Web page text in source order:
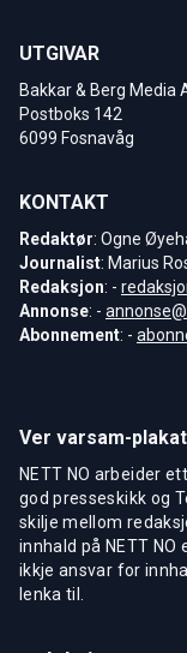
UTGIVAR
Bakkar & Berg Media
Postboks 142
6099 Fosnavåg
KONTAKT
Redaktør: Ogne
Journalist: Marius
Redaksjon: -
Annonse: -
Abonnement: -
Ver varsam-
NETT NO arbeider
god presseskikk og
skilje mellom
innhald på NETT NO
ikkje ansvar for
lenka til.